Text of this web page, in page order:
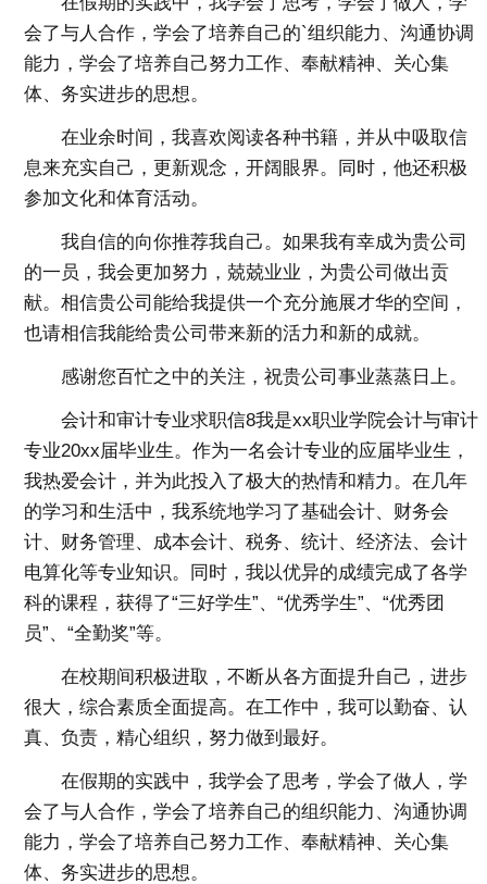
会了与人合作，学会了培养自己的`组织能力、沟通协调
能力，学会了培养自己努力工作、奉献精神、关心集
体、务实进步的思想。
在业余时间，我喜欢阅读各种书籍，并从中吸取信
息来充实自己，更新观念，开阔眼界。同时，他还积极
参加文化和体育活动。
我自信的向你推荐我自己。如果我有幸成为贵公司
的一员，我会更加努力，兢兢业业，为贵公司做出贡
献。相信贵公司能给我提供一个充分施展才华的空间，
也请相信我能给贵公司带来新的活力和新的成就。
感谢您百忙之中的关注，祝贵公司事业蒸蒸日上。
会计和审计专业求职信8我是xx职业学院会计与审计
专业20xx届毕业生。作为一名会计专业的应届毕业生，
我热爱会计，并为此投入了极大的热情和精力。在几年
的学习和生活中，我系统地学习了基础会计、财务会
计、财务管理、成本会计、税务、统计、经济法、会计
电算化等专业知识。同时，我以优异的成绩完成了各学
科的课程，获得了“三好学生”、“优秀学生”、“优秀团
员”、“全勤奖”等。
在校期间积极进取，不断从各方面提升自己，进步
很大，综合素质全面提高。在工作中，我可以勤奋、认
真、负责，精心组织，努力做到最好。
在假期的实践中，我学会了思考，学会了做人，学
会了与人合作，学会了培养自己的组织能力、沟通协调
能力，学会了培养自己努力工作、奉献精神、关心集
体、务实进步的思想。